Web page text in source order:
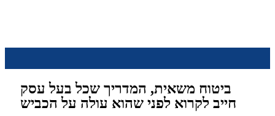
ביטוח משאית, המדריך שכל בעל עסק
חייב לקרוא לפני שהוא עולה על הכביש